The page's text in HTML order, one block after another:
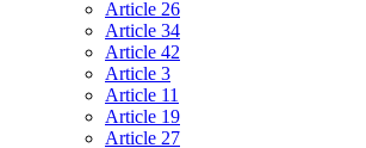
Article 26
Article 34
Article 42
Article 3
Article 11
Article 19
Article 27